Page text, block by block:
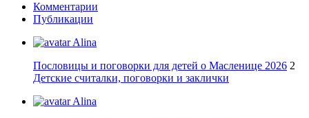
Комментарии
Публикации
Alina
Пословицы и поговорки для детей о Масленице 2026 2
Детские считалки, поговорки и заклички
Alina